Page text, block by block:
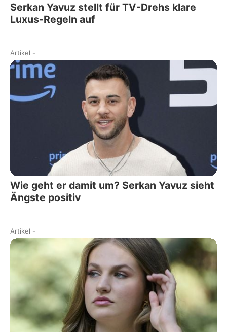
Serkan Yavuz stellt für TV-Drehs klare
Luxus-Regeln auf
Artikel -
Wie geht er damit um? Serkan Yavuz sieht
Ängste positiv
Artikel -